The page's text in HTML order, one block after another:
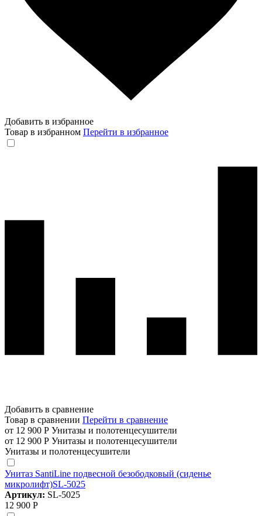
Добавить в избранное
Товар в избранном Перейти в избранное
Добавить в сравнение
Товар в сравнении Перейти в сравнение
от 12 900 Р Унитазы и полотенцесушители
от 12 900 Р Унитазы и полотенцесушители
Унитазы и полотенцесушители
Унитаз SantiLine подвесной безободковый (сиденье
микролифт)SL-5025
Артикул: SL-5025
12 900 Р